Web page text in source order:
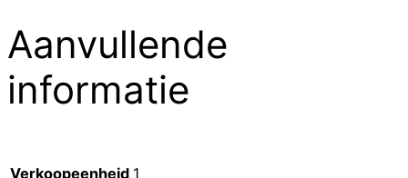
Aanvullende
informatie
Verkoopeenheid 1